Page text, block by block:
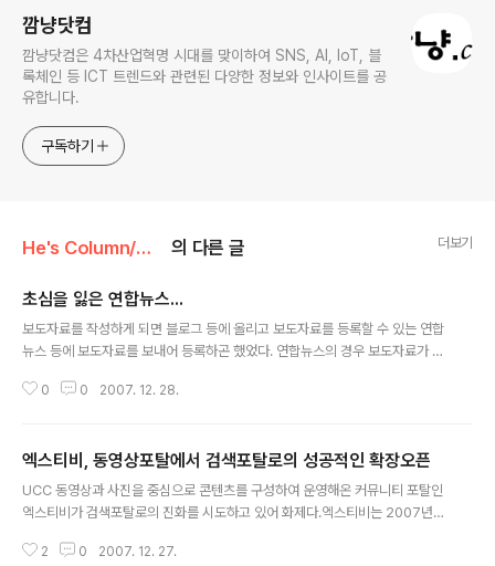
깜냥닷컴
깜냥닷컴은 4차산업혁명 시대를 맞이하여 SNS, AI, IoT, 블
록체인 등 ICT 트렌드와 관련된 다양한 정보와 인사이트를 공
유합니다.
구독하기
He's Column/Web2.0 의 다른 글 더보기
초심을 잃은 연합뉴스...
보도자료를 작성하게 되면 블로그 등에 올리고 보도자료를 등록할 수 있는 연합
뉴스 등에 보도자료를 보내어 등록하곤 했었다. 연합뉴스의 경우 보도자료가 등
그런데 이제 연합뉴스를 통하여 보도자료를 배포할 수 없게 되었다. 연합뉴스의
리고, 연합뉴스에 보도자료를 작성하여 보냈더니 리턴메일이 왔다. "보도자료
배포 서비스가 유료화 되었습니다." 이제 돈내고 보도자료도 등록해야 하는 상
황이다. 예전 뉴스와이어도 무료에서 유료로 전환하였는데 연합뉴스도 그 전철
0 0 2007. 12. 28.
엑스티비, 동영상포탈에서 검색포탈로의 성공적인 확장오픈
UCC 동영상과 사진을 중심으로 콘텐츠를 구성하여 운영해온 커뮤니티 포탈인
엑스티비가 검색포탈로의 진화를 시도하고 있어 화제다.엑스티비는 2007년 1
리치, 애드플레이스 등의 제휴마케팅업체에서 제공하는 만화, 영화, 게임, 운세,
2 0 2007. 12. 27.